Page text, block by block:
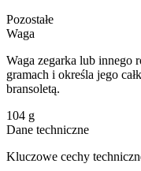
Pozostałe
Waga
Waga zegarka lub innego
gramach i określa jego
bransoletą.
104 g
Dane techniczne
Kluczowe cechy